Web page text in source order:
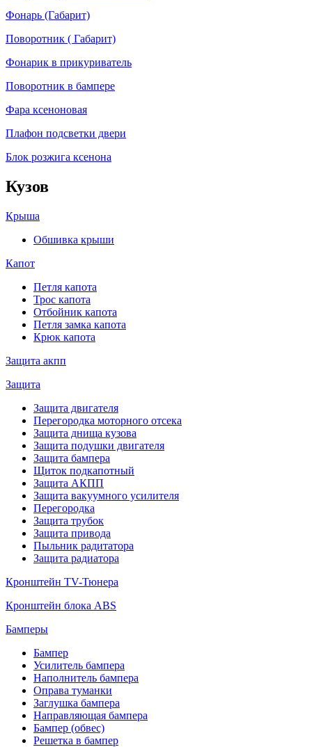
Фонарь (Габарит)
Поворотник ( Габарит)
Фонарик в прикуриватель
Поворотник в бампере
Фара ксеноновая
Плафон подсветки двери
Блок розжига ксенона
Кузов
Крыша
Обшивка крыши
Капот
Петля капота
Трос капота
Отбойник капота
Петля замка капота
Крюк капота
Защита акпп
Защита
Защита двигателя
Перегородка моторного отсека
Защита днища кузова
Защита подушки двигателя
Защита бампера
Щиток подкапотный
Защита АКПП
Защита вакуумного усилителя
Перегородка
Защита трубок
Защита привода
Пыльник радитатора
Защита радиатора
Кронштейн TV-Тюнера
Кронштейн блока ABS
Бамперы
Бампер
Усилитель бампера
Наполнитель бампера
Оправа туманки
Заглушка бампера
Направляющая бампера
Бампер (обвес)
Решетка в бампер